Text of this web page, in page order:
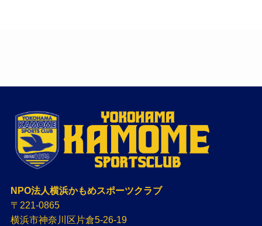
NPO法人横浜かもめスポーツクラブ
〒221-0865
横浜市神奈川区片倉5-26-19